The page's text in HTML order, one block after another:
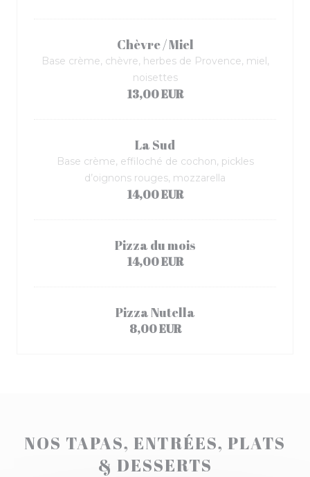
Chèvre / Miel
Base crème, chèvre, herbes de Provence, miel,
noisettes
13,00 EUR
La Sud
Base crème, effiloché de cochon, pickles
d’oignons rouges, mozzarella
14,00 EUR
Pizza du mois
14,00 EUR
Pizza Nutella
8,00 EUR
NOS TAPAS, ENTRÉES, PLATS
& DESSERTS